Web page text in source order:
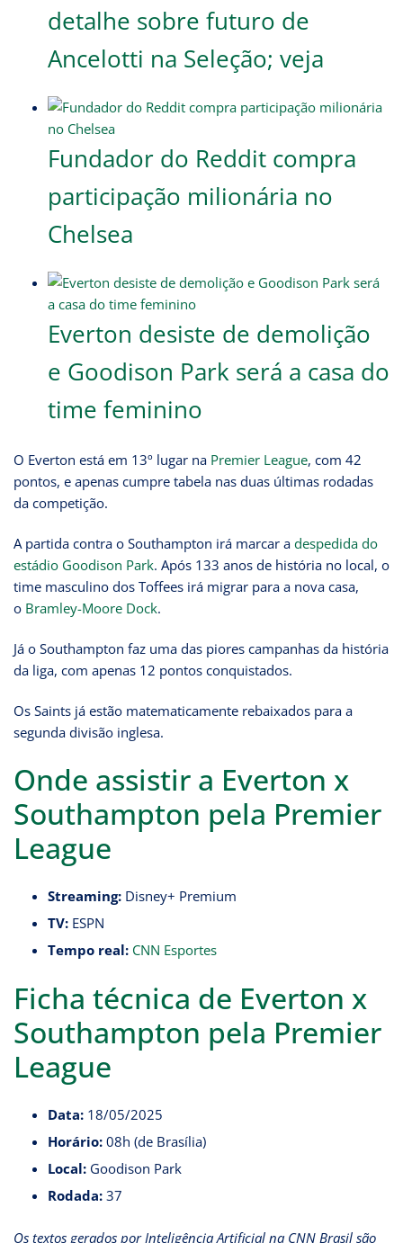
detalhe sobre futuro de
Ancelotti na Seleção; veja
Fundador do Reddit compra
participação milionária no
Chelsea
Everton desiste de demolição
e Goodison Park será a casa do
time feminino
O Everton está em 13º lugar na Premier League, com 42
pontos, e apenas cumpre tabela nas duas últimas rodadas
da competição.
A partida contra o Southampton irá marcar a despedida do
estádio Goodison Park. Após 133 anos de história no local, o
time masculino dos Toffees irá migrar para a nova casa,
o Bramley-Moore Dock.
Já o Southampton faz uma das piores campanhas da história
da liga, com apenas 12 pontos conquistados.
Os Saints já estão matematicamente rebaixados para a
segunda divisão inglesa.
Onde assistir a Everton x
Southampton pela Premier
League
Streaming:Disney+ Premium
TV:ESPN
Tempo real: CNN Esportes
Ficha técnica de Everton x
Southampton pela Premier
League
Data:18/05/2025
Horário:08h (de Brasília)
Local:Goodison Park
Rodada:37
Os textos gerados por Inteligência Artificial na CNN Brasil são